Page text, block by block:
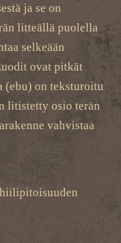
ja se on
litteällä puolella
selkeään
ovat pitkät
(ebu) on teksturoitu
litistetty osio terän
vahvistaa